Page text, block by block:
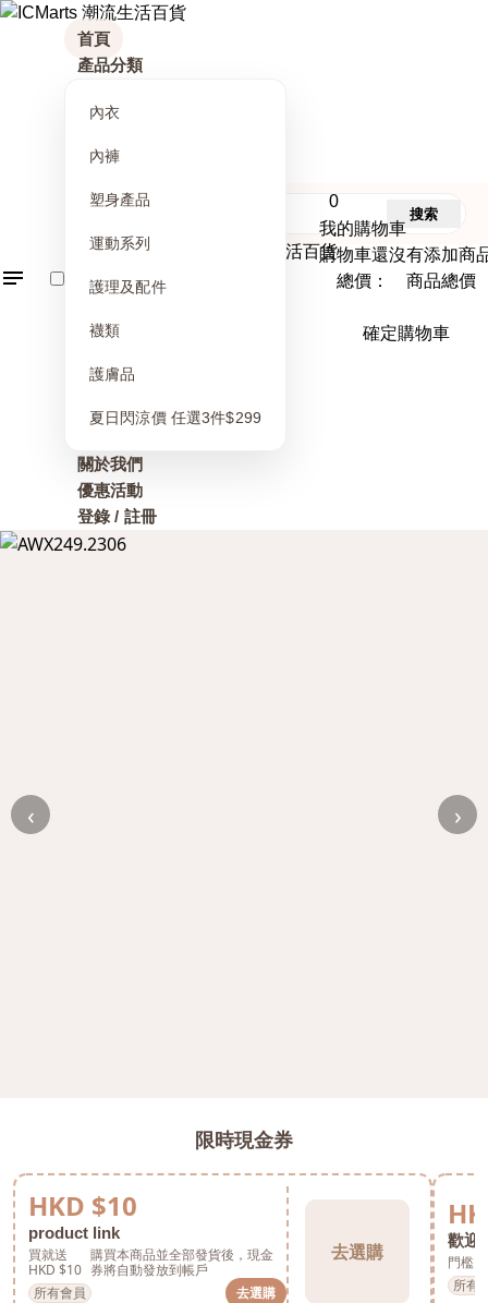
首頁
產品分類
內衣
內褲
塑身產品
運動系列
護理及配件
襪類
護膚品
夏日閃涼價 任選3件$299
關於我們
優惠活動
登錄 / 註冊
0
我的購物車
購物車還沒有添加商
總價： 商品總價
確定購物車
搜索
‹ ›
限時現金券
HKD $10
product link
買就送
HKD $10
購買本商品並全部發貨後，現金
券將自動發放到帳戶
所有會員
去選購
去選購
歡迎
門檻
所有